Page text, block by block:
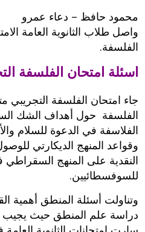
محمود حافظ – دعاء عمرو
واصل طلاب الثانوية العامة
الفلسفة.
اسئلة امتحان الفلسفة
جاء امتحان الفلسفة التجريبي
الفلسفة حول أهداف الشك
الفلاسفة في الدعوة للسلام
وقواعد المنهج الديكارتي
النقدية على المنهج
للسوفسطائيين.
وتناولت أسئلة المنطق أهمية
دراسة علم المنطق حيث يجيب